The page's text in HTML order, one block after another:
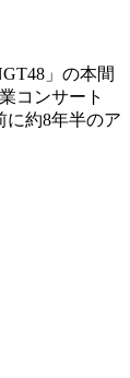
」の本間
コンサート
に約8年半のア